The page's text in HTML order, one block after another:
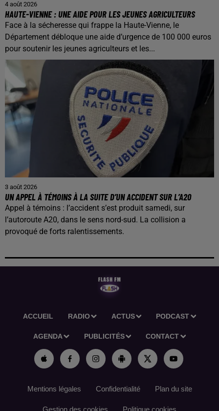
4 août 2026
HAUTE-VIENNE : UNE AIDE POUR LES JEUNES AGRICULTEURS
Face à la sécheresse qui frappe la Haute-Vienne, le
Département débloque une aide d’urgence de 100 000 euros
pour soutenir les jeunes agriculteurs et les...
3 août 2026
UN APPEL À TÉMOINS À LA SUITE D’UN ACCIDENT SUR L’A20
Appel à témoins : l’accident s’est produit samedi, sur
l’autoroute A20, dans le sens nord-sud. La collision a
provoqué de forts ralentissements.
ACCUEIL RADIO ACTUS PODCAST
AGENDA PUBLICITÉS CONTACT
Mentions légales Confidentialité Plan du site